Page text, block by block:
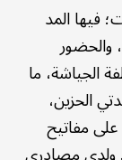
فيها المد
والحضور
الجياشة، ما
الحزين،
مفاتيح